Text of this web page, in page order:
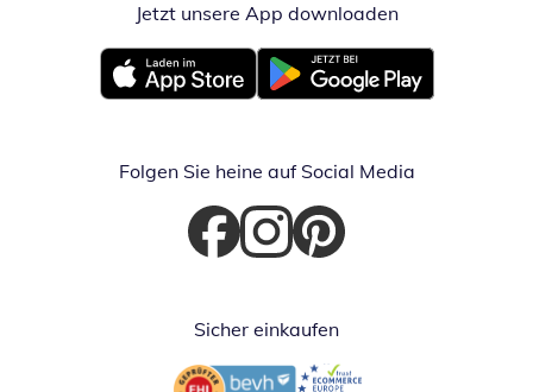
Jetzt unsere App downloadenÖffnet in
Öffnet in neuem FensterÖffnet in neuem Fenster
Folgen Sie heine auf Social Media
Öffnet in neuem Fenster
Öffnet in neuem Fenster
Öffnet in neuem Fenster
Sicher einkaufen